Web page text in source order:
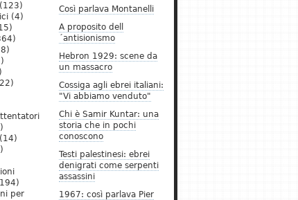
Così parlava Montanelli
A proposito dell
´antisionismo
Hebron 1929: scene da
un massacro
Cossiga agli ebrei italiani:
"Vi abbiamo venduto"
Chi è Samir Kuntar: una
storia che in pochi
conoscono
Testi palestinesi: ebrei
denigrati come serpenti
assassini
1967: così parlava Pier
(123)
(4)
(14)
per